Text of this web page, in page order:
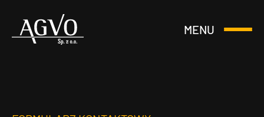
Header
MENU
Otwórz